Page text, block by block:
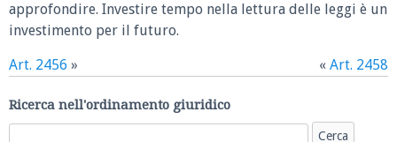
approfondire. Investire tempo nella lettura delle leggi è un
investimento per il futuro.
Art. 2456 » « Art. 2458
Ricerca nell'ordinamento giuridico